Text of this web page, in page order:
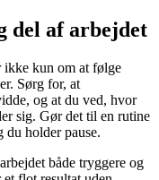
del af arbejdet
ikke kun om at følge
Sørg for, at
og at du ved, hvor
sig. Gør det til en rutine
du holder pause.
både tryggere og